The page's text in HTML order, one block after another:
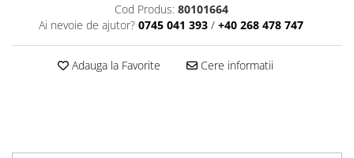
Accesorii Auto
Kituri antipana
Blufixx - kituri pentru reparații
Cod Produs: 80101664
Ai nevoie de ajutor? 0745 041 393 / +40 268 478 747
Adauga la Favorite Cere informatii